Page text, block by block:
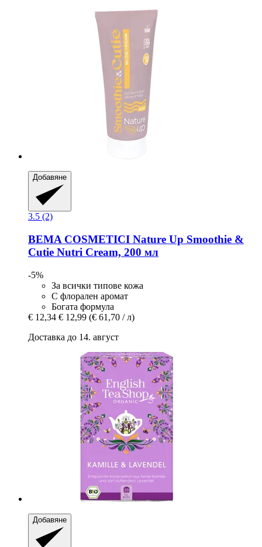
Добавяне
3.5 (2)
BEMA COSMETICI Nature Up Smoothie &
Cutie Nutri Cream, 200 мл
-5%
За всички типове кожа
С флорален аромат
Богата формула
€ 12,34 € 12,99 (€ 61,70 / л)
Доставка до 14. август
Добавяне